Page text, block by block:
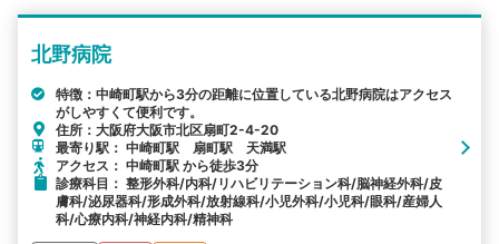
検索する
その他の検索方法
駅から探す
北野病院
特徴：中崎町駅から3分の距離に位置している北野病院はアクセス
がしやすくて便利です。
住所：大阪府大阪市北区扇町2-4-20
最寄り駅： 中崎町駅 扇町駅 天満駅
アクセス： 中崎町駅 から徒歩3分
診療科目： 整形外科/内科/リハビリテーション科/脳神経外科/皮
膚科/泌尿器科/形成外科/放射線科/小児外科/小児科/眼科/産婦人
科/心療内科/神経内科/精神科